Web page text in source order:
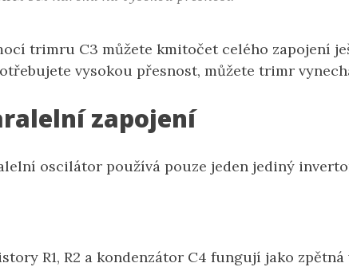
trimru C3 můžete kmitočet celého zapojení
vysokou přesnost, můžete trimr
zapojení
oscilátor používá pouze jeden jediný
R1, R2 a kondenzátor C4 fungují jako